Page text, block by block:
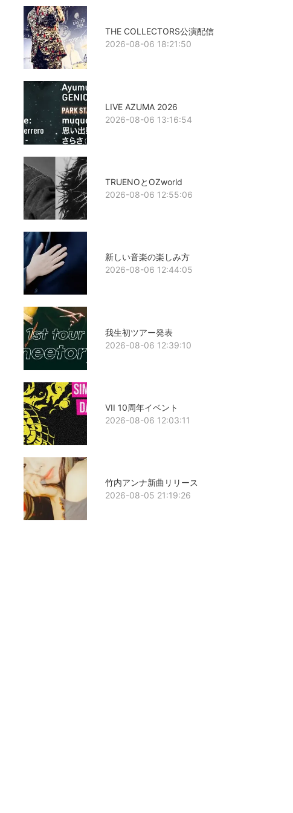
THE COLLECTORS公演配信
2026-08-06 18:21:50
LIVE AZUMA 2026
2026-08-06 13:16:54
TRUENOとOZworld
2026-08-06 12:55:06
新しい音楽の楽しみ方
2026-08-06 12:44:05
我生初ツアー発表
2026-08-06 12:39:10
VII 10周年イベント
2026-08-06 12:03:11
竹内アンナ新曲リリース
2026-08-05 21:19:26